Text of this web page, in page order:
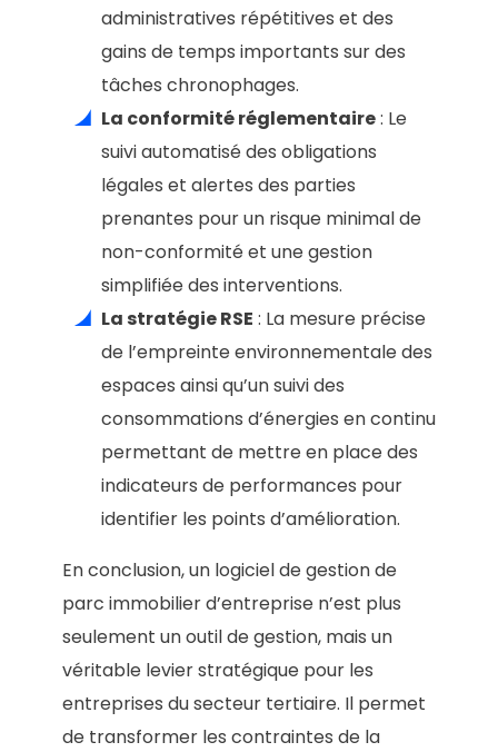
administratives répétitives et des
gains de temps importants sur des
tâches chronophages.
La conformité réglementaire: Le
suivi automatisé des obligations
légales et alertes des parties
prenantes pour un risque minimal de
non-conformité et une gestion
simplifiée des interventions.
La stratégie RSE : La mesure précise
de l’empreinte environnementale des
espaces ainsi qu’un suivi des
consommations d’énergies en continu
permettant de mettre en place des
indicateurs de performances pour
identifier les points d’amélioration.
En conclusion, un logiciel de gestion de
parc immobilier d’entreprise n’est plus
seulement un outil de gestion, mais un
véritable levier stratégique pour les
entreprises du secteur tertiaire. Il permet
de transformer les contraintes de la